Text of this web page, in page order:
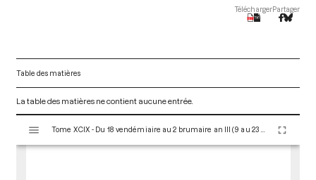
TéléchargerPartager
Table des matières
La table des matières ne contient aucune entrée.
s